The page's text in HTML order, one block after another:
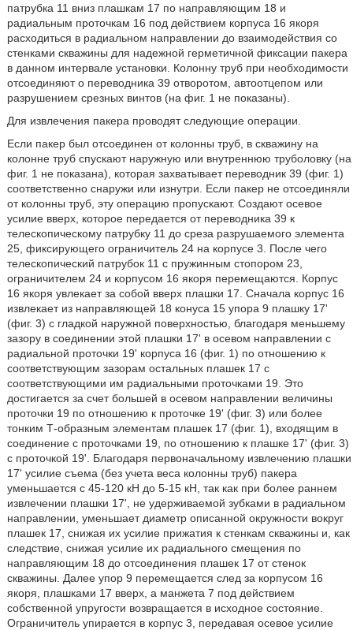
патрубка 11 вниз плашкам 17 по направляющим 18 и
радиальным проточкам 16 под действием корпуса 16 якоря
расходиться в радиальном направлении до взаимодействия со
стенками скважины для надежной герметичной фиксации пакера
в данном интервале установки. Колонну труб при необходимости
отсоединяют о переводника 39 отворотом, автоотцепом или
разрушением срезных винтов (на фиг. 1 не показаны).
Для извлечения пакера проводят следующие операции.
Если пакер был отсоединен от колонны труб, в скважину на
колонне труб спускают наружную или внутреннюю труболовку (на
фиг. 1 не показана), которая захватывает переводник 39 (фиг. 1)
соответственно снаружи или изнутри. Если пакер не отсоединяли
от колонны труб, эту операцию пропускают. Создают осевое
усилие вверх, которое передается от переводника 39 к
телескопическому патрубку 11 до среза разрушаемого элемента
25, фиксирующего ограничитель 24 на корпусе 3. После чего
телескопический патрубок 11 с пружинным стопором 23,
ограничителем 24 и корпусом 16 якоря перемещаются. Корпус
16 якоря увлекает за собой вверх плашки 17. Сначала корпус 16
извлекает из направляющей 18 конуса 15 упора 9 плашку 17'
(фиг. 3) с гладкой наружной поверхностью, благодаря меньшему
зазору в соединении этой плашки 17' в осевом направлении с
радиальной проточки 19' корпуса 16 (фиг. 1) по отношению к
соответствующим зазорам остальных плашек 17 с
соответствующими им радиальными проточками 19. Это
достигается за счет большей в осевом направлении величины
проточки 19 по отношению к проточке 19' (фиг. 3) или более
тонким Т-образным элементам плашек 17 (фиг. 1), входящим в
соединение с проточками 19, по отношению к плашке 17' (фиг. 3)
с проточкой 19'. Благодаря первоначальному извлечению плашки
17' усилие съема (без учета веса колонны труб) пакера
уменьшается с 45-120 кН до 5-15 кН, так как при более раннем
извлечении плашки 17', не удерживаемой зубками в радиальном
направлении, уменьшает диаметр описанной окружности вокруг
плашек 17, снижая их усилие прижатия к стенкам скважины и, как
следствие, снижая усилие их радиального смещения по
направляющим 18 до отсоединения плашек 17 от стенок
скважины. Далее упор 9 перемещается след за корпусом 16
якоря, плашками 17 вверх, а манжета 7 под действием
собственной упругости возвращается в исходное состояние.
Ограничитель упирается в корпус 3, передавая осевое усилие